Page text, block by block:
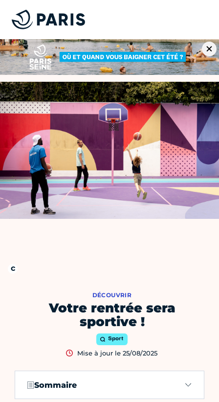
Votre rentrée sera
sportive !
DÉCOUVRIR
Sport
Mise à jour le 25/08/2025
Sommaire